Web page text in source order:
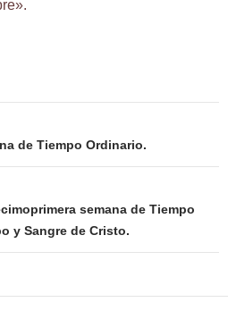
de Tiempo Ordinario.
semana de Tiempo
y Sangre de Cristo.